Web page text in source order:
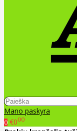
Mano paskyra
0 €000